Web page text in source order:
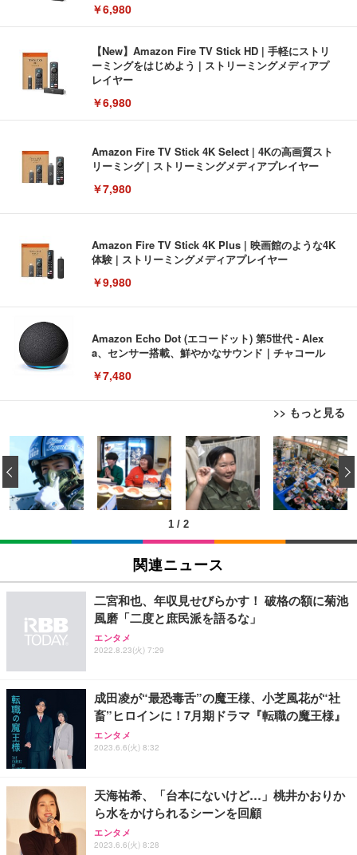
￥6,980
【New】Amazon Fire TV Stick HD | 手軽にストリ
ーミングをはじめよう | ストリーミングメディアプ
レイヤー
￥6,980
Amazon Fire TV Stick 4K Select | 4Kの高画質スト
リーミング | ストリーミングメディアプレイヤー
￥7,980
Amazon Fire TV Stick 4K Plus | 映画館のような4K
体験 | ストリーミングメディアプレイヤー
￥9,980
Amazon Echo Dot (エコードット) 第5世代 - Alex
a、センサー搭載、鮮やかなサウンド｜チャコール
￥7,480
>> もっと見る
[EdoErgo] オフィスチェア 椅子 テレワーク 疲れな
い 跳ね上げ式アームレスト コンパクト 約105度ロッ
キング pc 事務椅子 360度回転 座面昇降 強化ナイロ
ン樹脂ベース 通気性メッシュ 在宅ワーク H-WY01
(黒網+黒枠+黒足)
￥5,699
SIHOO B100 オフィスチェア／デスクチェア メッシ
ュチェア 人間工学 疲れない ブラック
￥27,999
Sezlife オフィスチェア デスクチェア 疲れない テレ
ワーク チェア 強化バックレスト 30度ロッキング機
能 人間工学 椅子 腰サポート 90度跳ね上げ式アーム
ョン PCチェア 通気性メッシュ ゲーミング/勉強/事
務用 おしゃれ パソコンチェア (ブラック)
Sezlife オフィスチェア デスクチェア 疲れない テレ
ワーク チェア 強化バックレスト 30度ロッキング機
能 人間工学 椅子 腰サポート 90度跳ね上げ式アーム
務用 おしゃれ パソコンチェア (ホワイト)
ANDWINT オフィスチェア デスクチェア 肘なし メ
ッシュ 通気性 ランバーサポート付き 腰サポート ガ
ス圧無段階昇降 360度回転 キャスター付き コンパク
EIZO ビジネス向けプレミアムモニター | FlexScan
EV3240X-WT | 31.5型4K UHD・USB Type-C・ホワ
イト
￥105,595
EIZO ビジネス向けプレミアムモニター | FlexScan
【純正品】27"ゲーミングモニター DualSense 充電
フック付き（CFI-ZDM1J）
【整備済み品】Dell E2724HS 27インチ 液晶モニタ
ー フルHD（1920×1080）VA 非光沢 HDMI/DisplayP
ort/VGA スピーカー内蔵 高さ調整 スイベル VESA対
【MiniLED/24.5inch/280Hz/FHD】GRAPHT THE S
HOOTER Gaming Monitor 24” Essential ゲーミン
グモニター QD 24.5インチ 1ms FHD 量子ドット 残
Amazonベーシック ペットシーツ 薄型 レギュラー 1
回使い捨て 無香料 ホワイト 300枚
￥3,373
Amazonベーシック ペットシーツ 厚型 ワイド 42枚
x2袋(84枚) ホワイト(吸収面:ライトブルー)
￥3,234
ネオ・ルーライフ ネオ・オムツ L 中型犬用 26枚入
り 単品
Smart Basic(スマートベーシック) 【Amazon.co.jp
限定】 Smart Basic アイリスオーヤマ ペットシーツ
超厚型 お徳用 ワイド 100枚入 (x 1) (ケース販売)
アイリスオーヤマ ペットシーツ 超厚型 お徳用 レギ
ュラー 200枚入【Amazon.co.jp限定】
1 / 2
‹
関連ニュース
二宮和也、年収見せびらかす！ 破格の額に菊池
風磨「二度と庶民派を語るな」
エンタメ
2022.8.23(火) 7:29
成田凌が“最恐毒舌”の魔王様、小芝風花が“社
畜”ヒロインに！7月期ドラマ『転職の魔王様』
エンタメ
2023.6.6(火) 8:32
天海祐希、「台本にないけど…」桃井かおりか
ら水をかけられるシーンを回顧
エンタメ
2023.6.6(火) 8:28